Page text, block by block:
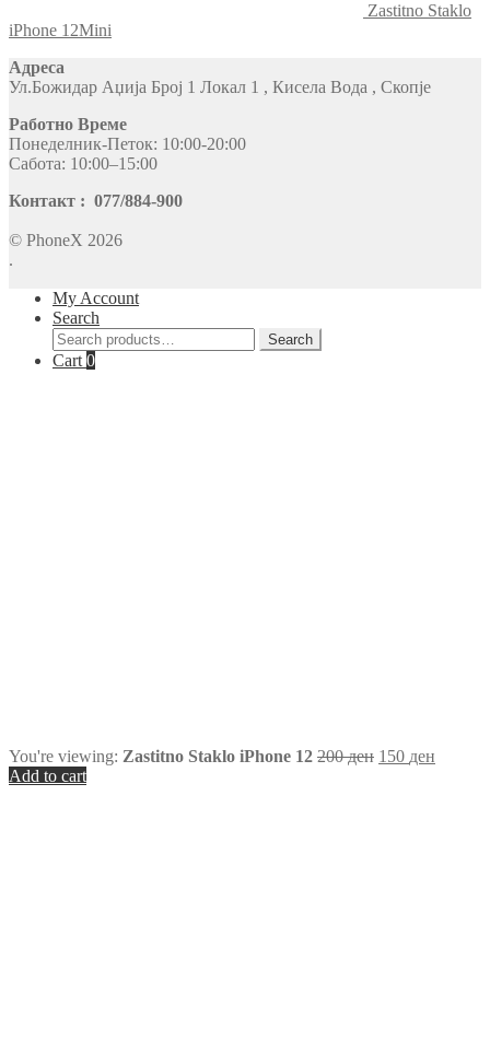
Zastitno Staklo
iPhone 12Mini
Адреса
Ул.Божидар Аџија Број 1 Локал 1 , Кисела Вода , Скопје
Работно Време
Понеделник-Петок: 10:00-20:00
Сабота: 10:00–15:00
Контакт : 077/884-900
© PhoneX 2026
.
My Account
Search
Search
for:
Search
Cart 0
You're viewing: Zastitno Staklo iPhone 12 200ден 150 ден
Add to cart